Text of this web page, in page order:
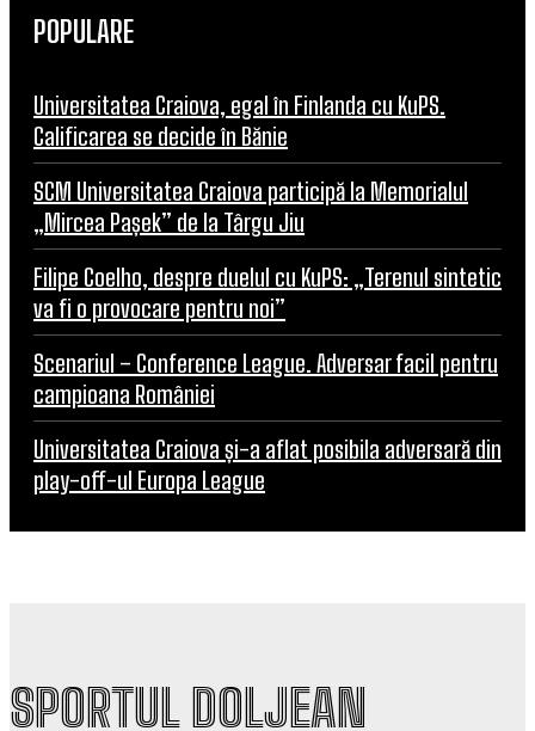
POPULARE
Universitatea Craiova, egal în Finlanda cu KuPS.
Calificarea se decide în Bănie
SCM Universitatea Craiova participă la Memorialul
„Mircea Pașek” de la Târgu Jiu
Filipe Coelho, despre duelul cu KuPS: „Terenul sintetic
va fi o provocare pentru noi”
Scenariul – Conference League. Adversar facil pentru
campioana României
Universitatea Craiova și-a aflat posibila adversară din
play-off-ul Europa League
SPORTUL DOLJEAN